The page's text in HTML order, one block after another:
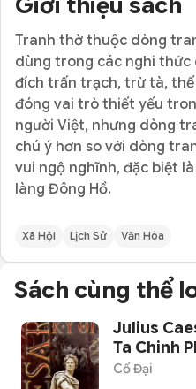
Tranh thờ thuộc dòng
dùng trong các nghi thức
đích trấn trạch, trừ tà, thế
đóng vai trò thiết yếu
người Việt, nhưng dòng
chú ý hơn so với dòng
vui ngộ nghĩnh, đặc biệt
làng Đông Hồ.
Xã Hội Lịch Sử Văn Hóa
Sách cùng thể
Julius
Ta Chinh
Cổ Đại